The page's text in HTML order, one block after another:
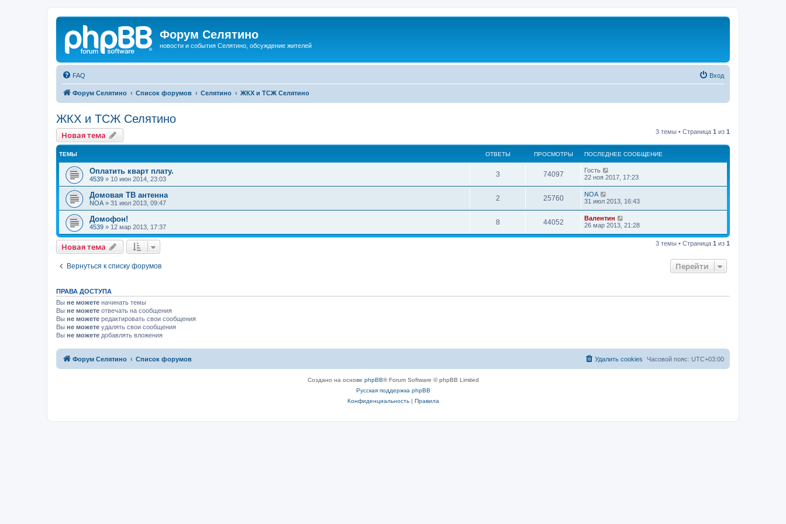
Форум Селятино
новости и события Селятино, обсуждение жителей
FAQ Вход
Форум Селятино Список форумов Селятино ЖКХ и ТСЖ Селятино
ЖКХ и ТСЖ Селятино
Новая тема 3 темы • Страница 1 из 1
ТЕМЫ ОТВЕТЫ ПРОСМОТРЫ ПОСЛЕДНЕЕ СООБЩЕНИЕ
Оплатить кварт плату.
4539 » 10 июн 2014, 23:03
3 74097
Гость
22 ноя 2017, 17:23
Домовая ТВ антенна
NOA » 31 июл 2013, 09:47
2 25760
NOA
31 июл 2013, 16:43
Домофон!
4539 » 12 мар 2013, 17:37
8 44052
Валентин
26 мар 2013, 21:28
Новая тема 3 темы • Страница 1 из 1
Вернуться к списку форумов Перейти
ПРАВА ДОСТУПА
Вы не можете начинать темы
Вы не можете отвечать на сообщения
Вы не можете редактировать свои сообщения
Вы не можете удалять свои сообщения
Вы не можете добавлять вложения
Форум Селятино Список форумов Часовой пояс: UTC+03:00
Удалить cookies
Создано на основе phpBB® Forum Software © phpBB Limited
Русская поддержка phpBB
Конфиденциальность| Правила